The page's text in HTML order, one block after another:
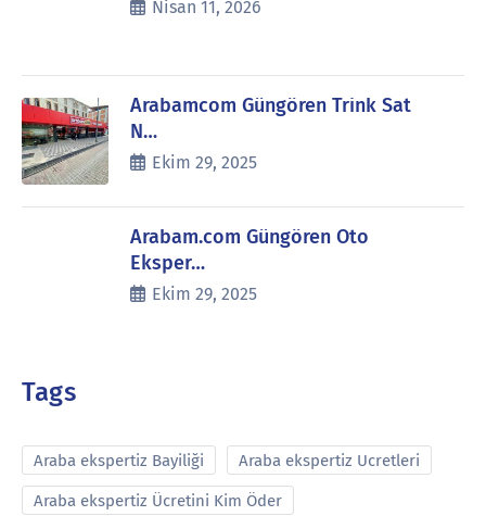
Nisan 11, 2026
Arabamcom Güngören Trink Sat
N…
Ekim 29, 2025
Arabam.com Güngören Oto
Eksper…
Ekim 29, 2025
Tags
Araba ekspertiz Bayiliği Araba ekspertiz Ucretleri
Araba ekspertiz Ücretini Kim Öder